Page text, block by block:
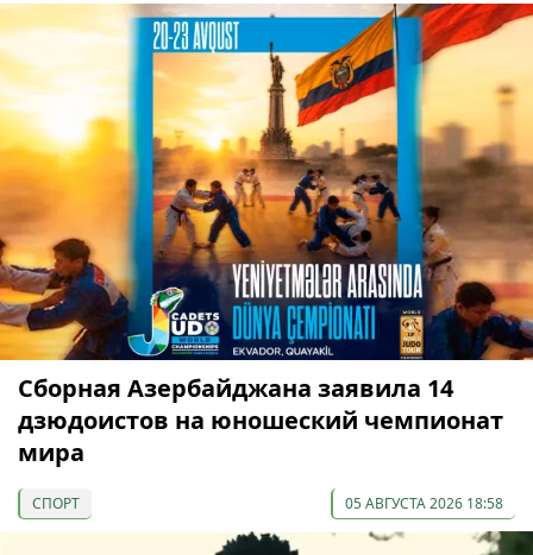
Сборная Азербайджана заявила 14
дзюдоистов на юношеский чемпионат
мира
СПОРТ 05 АВГУСТА 2026 18:58